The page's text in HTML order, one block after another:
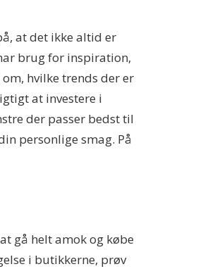
at det ikke altid er
brug for inspiration,
hvilke trends der er
at investere i
der passer bedst til
personlige smag. På
gå helt amok og købe
i butikkerne, prøv